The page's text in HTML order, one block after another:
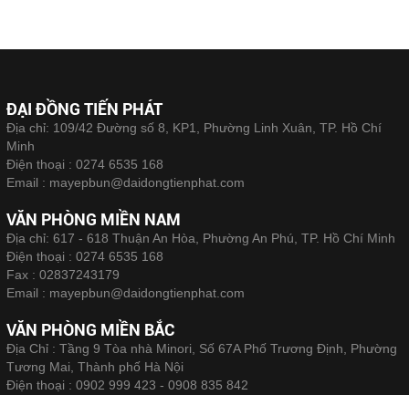
ĐẠI ĐỒNG TIẾN PHÁT
Địa chỉ: 109/42 Đường số 8, KP1, Phường Linh Xuân, TP. Hồ Chí
Minh
Điện thoại : 0274 6535 168
Email : mayepbun@daidongtienphat.com
VĂN PHÒNG MIỀN NAM
Địa chỉ: 617 - 618 Thuận An Hòa, Phường An Phú, TP. Hồ Chí Minh
Điện thoại : 0274 6535 168
Fax : 02837243179
Email : mayepbun@daidongtienphat.com
VĂN PHÒNG MIỀN BẮC
Địa Chỉ : Tầng 9 Tòa nhà Minori, Số 67A Phố Trương Định, Phường
Tương Mai, Thành phố Hà Nội
Điện thoại : 0902 999 423 - 0908 835 842